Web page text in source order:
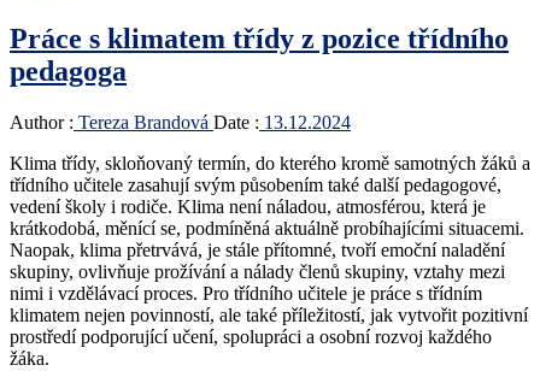
Práce s klimatem třídy z pozice třídního
pedagoga
Author : Tereza Brandová Date : 13.12.2024
Klima třídy, skloňovaný termín, do kterého kromě samotných žáků a
třídního učitele zasahují svým působením také další pedagogové,
vedení školy i rodiče. Klima není náladou, atmosférou, která je
krátkodobá, měnící se, podmíněná aktuálně probíhajícími situacemi.
Naopak, klima přetrvává, je stále přítomné, tvoří emoční naladění
skupiny, ovlivňuje prožívání a nálady členů skupiny, vztahy mezi
nimi i vzdělávací proces. Pro třídního učitele je práce s třídním
klimatem nejen povinností, ale také příležitostí, jak vytvořit pozitivní
prostředí podporující učení, spolupráci a osobní rozvoj každého
žáka.